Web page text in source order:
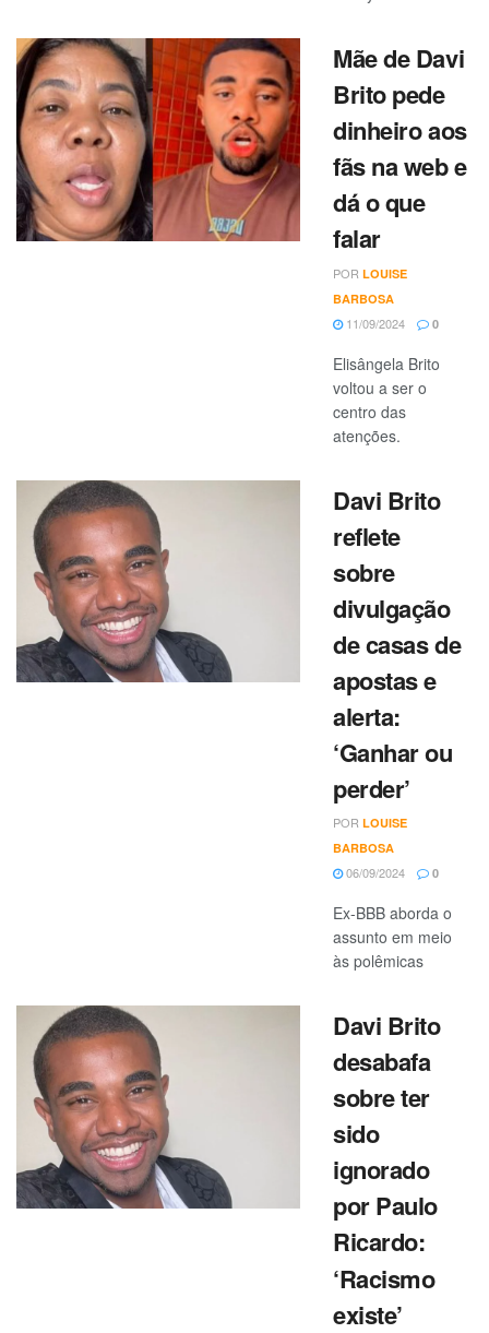
Mãe de Davi
Brito pede
dinheiro aos
fãs na web e
dá o que
falar
POR LOUISE
BARBOSA
11/09/2024 0
Elisângela Brito
voltou a ser o
centro das
atenções.
Davi Brito
reflete
sobre
divulgação
de casas de
apostas e
alerta:
‘Ganhar ou
perder’
POR LOUISE
BARBOSA
06/09/2024 0
Ex-BBB aborda o
assunto em meio
às polêmicas
Davi Brito
desabafa
sobre ter
sido
ignorado
por Paulo
Ricardo:
‘Racismo
existe’